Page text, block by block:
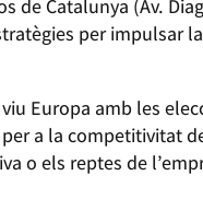
de Catalunya (Av.
per impulsar
Europa amb les
a la competitivitat
o els reptes de